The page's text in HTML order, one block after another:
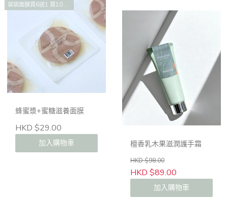
袋袋面膜買6送1 買10送2 買14送4
蜂蜜漿+蜜糖滋養面膜
HKD $29.00
加入購物車 檀香乳木果滋潤護手霜
HKD $98.00
HKD $89.00
加入購物車